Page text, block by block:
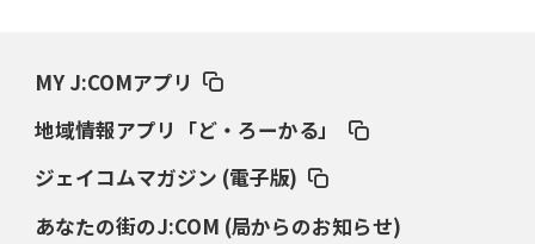
ダイナボアーズ、“逆輸入SO”三宅駿
「ニュージーランドのフレア（閃
2026年3月5日(木)更新
MY J:COMアプリ
地域情報アプリ「ど・ろーかる」
ジェイコムマガジン (電子版)
あなたの街のJ:COM (局からのお知らせ)